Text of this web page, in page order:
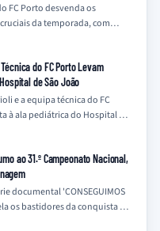
FC Porto desvenda os
da temporada, com
de Vasco…
do FC Porto Levam
de São João
e a equipa técnica do FC
à ala pediátrica do Hospital de
ao 31.º Campeonato Nacional,
documental 'CONSEGUIMOS
os bastidores da conquista do
na época…